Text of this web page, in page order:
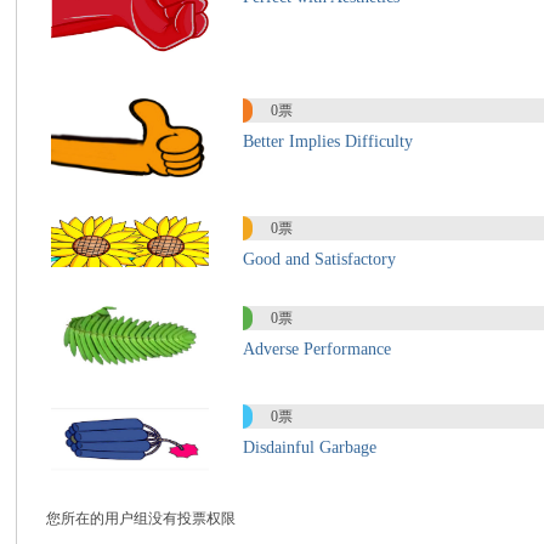
0票
Better Implies Difficulty
0票
Good and Satisfactory
0票
Adverse Performance
0票
Disdainful Garbage
您所在的用户组没有投票权限